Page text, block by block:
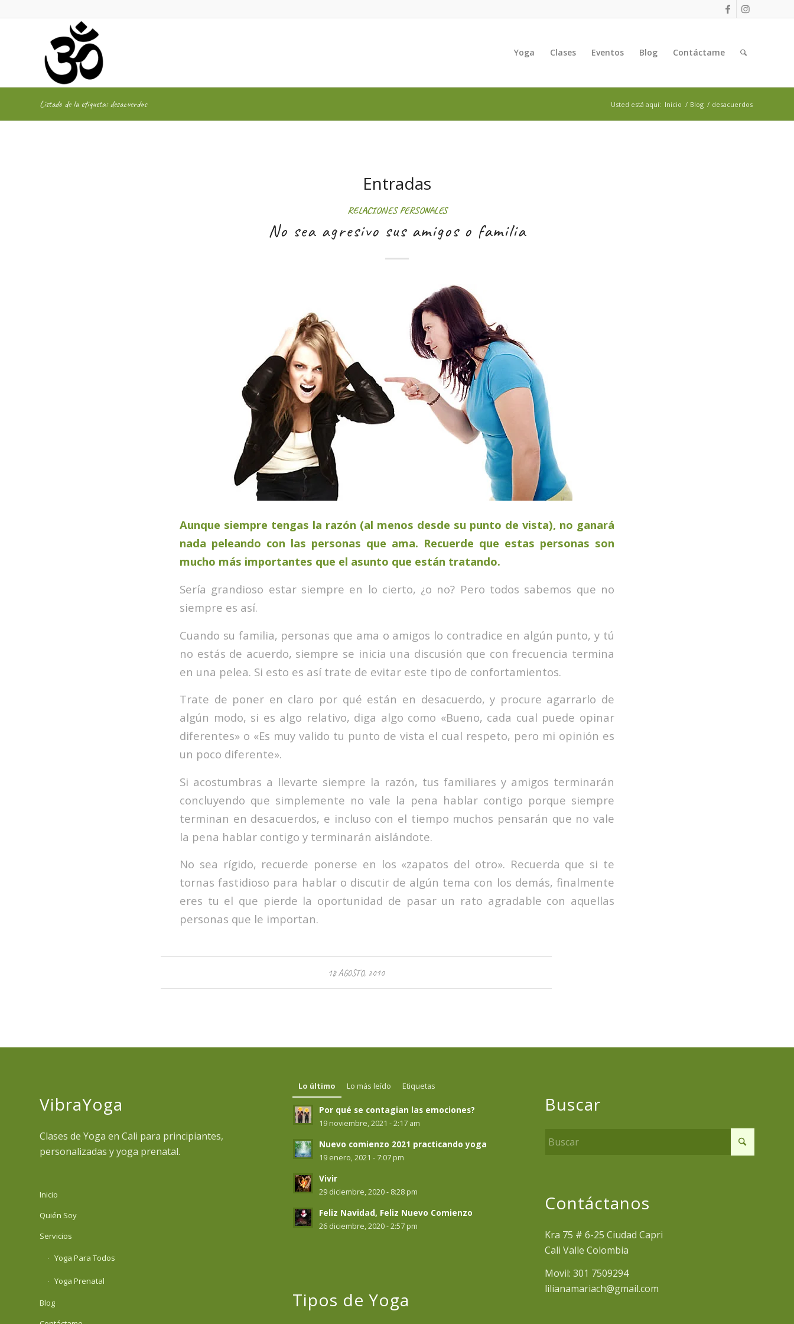
Yoga Clases Eventos Blog Contáctame
Listado de la etiqueta: desacuerdos Usted está aquí: Inicio / Blog / desacuerdos
Entradas
RELACIONES PERSONALES
No sea agresivo sus amigos o familia
Aunque siempre tengas la razón (al menos desde su punto de vista), no ganará
nada peleando con las personas que ama. Recuerde que estas personas son
mucho más importantes que el asunto que están tratando.
Sería grandioso estar siempre en lo cierto, ¿o no? Pero todos sabemos que no
siempre es así.
Cuando su familia, personas que ama o amigos lo contradice en algún punto, y tú
no estás de acuerdo, siempre se inicia una discusión que con frecuencia termina
en una pelea. Si esto es así trate de evitar este tipo de confortamientos.
Trate de poner en claro por qué están en desacuerdo, y procure agarrarlo de
algún modo, si es algo relativo, diga algo como «Bueno, cada cual puede opinar
diferentes» o «Es muy valido tu punto de vista el cual respeto, pero mi opinión es
un poco diferente».
Si acostumbras a llevarte siempre la razón, tus familiares y amigos terminarán
concluyendo que simplemente no vale la pena hablar contigo porque siempre
terminan en desacuerdos, e incluso con el tiempo muchos pensarán que no vale
la pena hablar contigo y terminarán aislándote.
No sea rígido, recuerde ponerse en los «zapatos del otro». Recuerda que si te
tornas fastidioso para hablar o discutir de algún tema con los demás, finalmente
eres tu el que pierde la oportunidad de pasar un rato agradable con aquellas
personas que le importan.
18 AGOSTO, 2010
VibraYoga
Clases de Yoga en Cali para principiantes,
personalizadas y yoga prenatal.
Inicio
Quién Soy
Servicios
Yoga Para Todos
Yoga Prenatal
Blog
Lo último Lo más leído Etiquetas
Por qué se contagian las emociones?
19 noviembre, 2021 - 2:17 am
Nuevo comienzo 2021 practicando yoga
19 enero, 2021 - 7:07 pm
Vivir
29 diciembre, 2020 - 8:28 pm
Feliz Navidad, Feliz Nuevo Comienzo
26 diciembre, 2020 - 2:57 pm
Tipos de Yoga
Buscar
Contáctanos
Kra 75 # 6-25 Ciudad Capri
Cali Valle Colombia
Movil: 301 7509294
lilianamariach@gmail.com